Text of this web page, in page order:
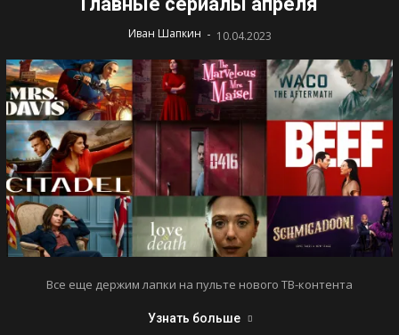
Иван Шапкин - 10.04.2023
Все еще держим лапки на пульте нового ТВ-контента
Узнать больше